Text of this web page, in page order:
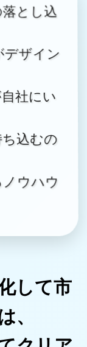
とし込
ザイン
社にい
込むの
ウハウ
して市
、